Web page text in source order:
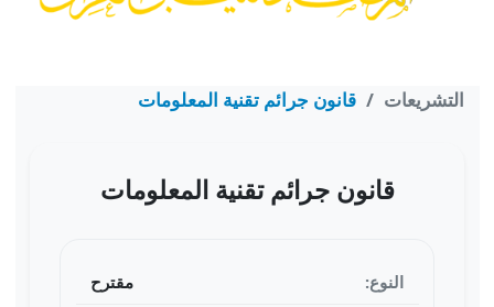
التشريعات قانون جرائم تقنية المعلومات
قانون جرائم تقنية المعلومات
النوع: مقترح